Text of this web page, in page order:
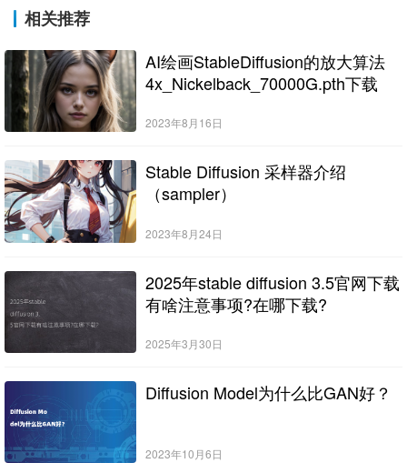
相关推荐
AI绘画StableDiffusion的放大算法
4x_Nickelback_70000G.pth下载
2023年8月16日
Stable Diffusion 采样器介绍
（sampler）
2023年8月24日
2025年stable diffusion 3.5官网下载
有啥注意事项?在哪下载?
2025年3月30日
Diffusion Model为什么比GAN好？
2023年10月6日